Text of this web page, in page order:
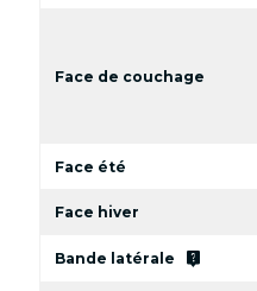
Face de couchage
Face été
Face hiver
Bande latérale live_help